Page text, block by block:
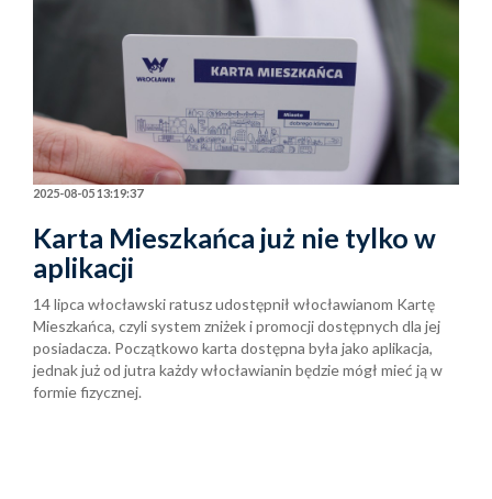
2025-08-05 13:19:37
Karta Mieszkańca już nie tylko w
aplikacji
14 lipca włocławski ratusz udostępnił włocławianom Kartę
Mieszkańca, czyli system zniżek i promocji dostępnych dla jej
posiadacza. Początkowo karta dostępna była jako aplikacja,
jednak już od jutra każdy włocławianin będzie mógł mieć ją w
formie fizycznej.